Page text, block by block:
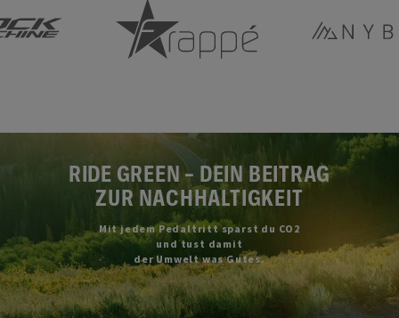
RIDE GREEN – DEIN BEITRAG
ZUR NACHHALTIGKEIT
Mit jedem Pedaltritt sparst du CO2
und tust damit
der Umwelt was Gutes.